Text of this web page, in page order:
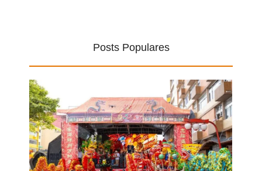
Posts Populares